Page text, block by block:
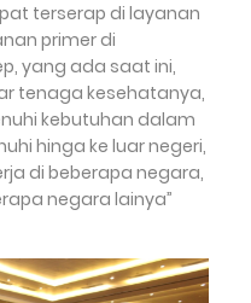
terserap di layanan
primer di
yang ada saat ini,
tenaga kesehatanya,
kebutuhan dalam
hinga ke luar negeri,
di beberapa negara,
negara lainya”